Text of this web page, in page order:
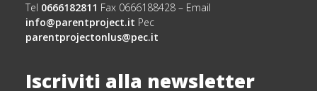
Tel 0666182811 Fax 0666188428 – Email
info@parentproject.it Pec
parentprojectonlus@pec.it
Iscriviti alla newsletter